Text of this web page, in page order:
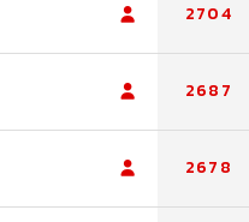
2704
2687
2678